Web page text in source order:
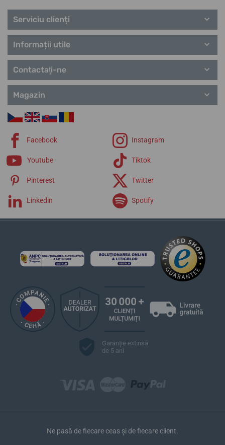
Serviciu clienți
Informații utile
Contactaţi-ne
Magazin
Facebook Instagram
Youtube Tiktok
Pinterest Twitter
Linkedin Spotify
Garanție extinsă
de 5 ani
Ne pasă de fiecare ceas și de fiecare client.